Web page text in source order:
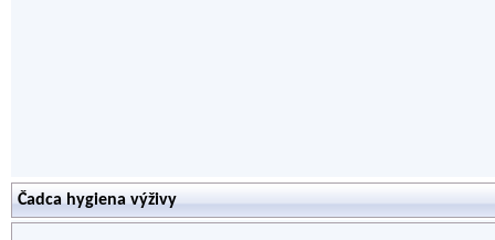
Čadca hygiena výživy